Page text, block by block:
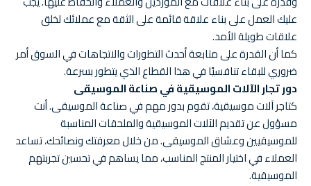
عليك العمل على بناء علاقة قائمة على الثقة مع عملائك لخلق
علاقات طويلة الأمد.
كما أن القدرة على متابعة أحدث التطورات والاتجاهات في السوق أمر
ضروري للبقاء تنافسيًا في هذا القطاع الذي يتطور بسرعة.
دور تجار الآلات الموسيقية في صناعة الموسيقى
كتاجر آلات موسيقية، تقوم بدور مهم في صناعة الموسيقى. أنت
مسؤول عن تقديم الآلات الموسيقية والملحقات المناسبة
للموسيقيين وعشاق الموسيقى. من خلال معرفتك ونصائحك، تساعد
العملاء في اختيار المنتج المناسب، مما يساهم في تحسين تجربتهم
الموسيقية.